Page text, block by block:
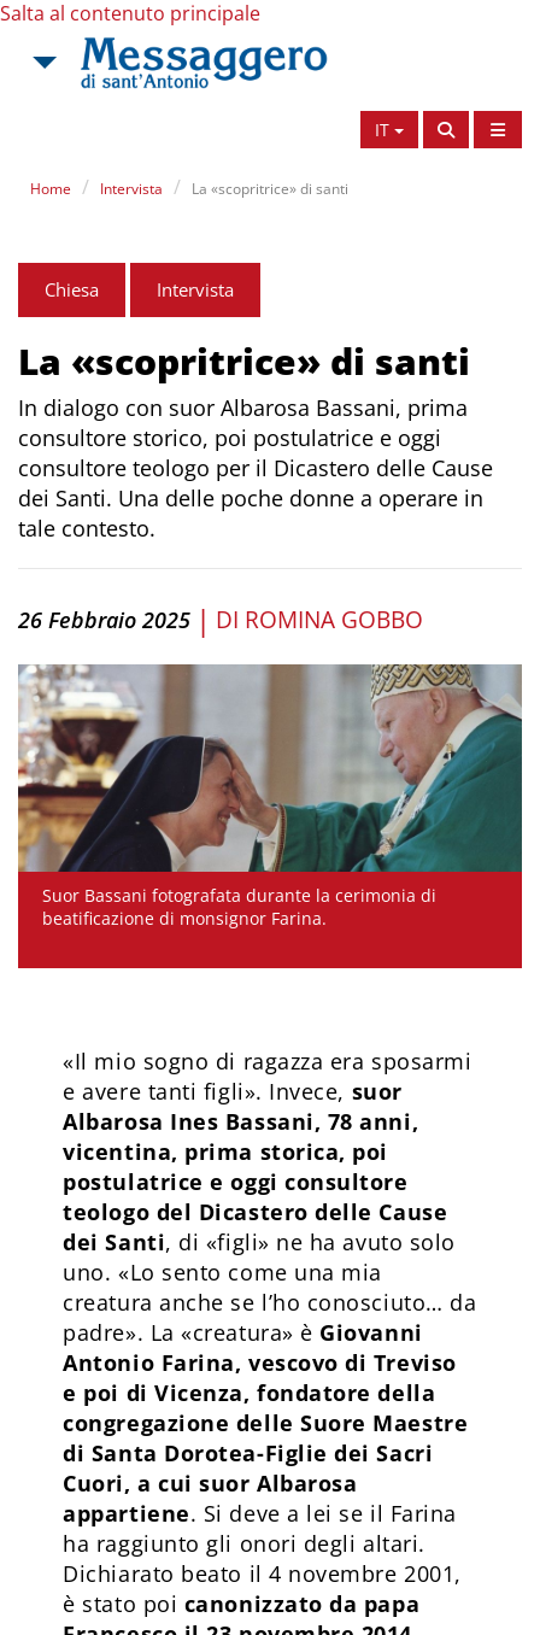
Salta al contenuto principale
IT
Home Intervista La «scopritrice» di santi
Chiesa Intervista
La «scopritrice» di santi
In dialogo con suor Albarosa Bassani, prima
consultore storico, poi postulatrice e oggi
consultore teologo per il Dicastero delle Cause
dei Santi. Una delle poche donne a operare in
tale contesto.
26 Febbraio 2025 | DI ROMINA GOBBO
Suor Bassani fotografata durante la cerimonia di
beatificazione di monsignor Farina.
«Il mio sogno di ragazza era sposarmi
e avere tanti figli». Invece, suor
Albarosa Ines Bassani, 78 anni,
vicentina, prima storica, poi
postulatrice e oggi consultore
teologo del Dicastero delle Cause
dei Santi, di «figli» ne ha avuto solo
uno. «Lo sento come una mia
creatura anche se l’ho conosciuto… da
padre». La «creatura» è Giovanni
Antonio Farina, vescovo di Treviso
e poi di Vicenza, fondatore della
congregazione delle Suore Maestre
di Santa Dorotea-Figlie dei Sacri
Cuori, a cui suor Albarosa
appartiene. Si deve a lei se il Farina
ha raggiunto gli onori degli altari.
Dichiarato beato il 4 novembre 2001,
è stato poi canonizzato da papa